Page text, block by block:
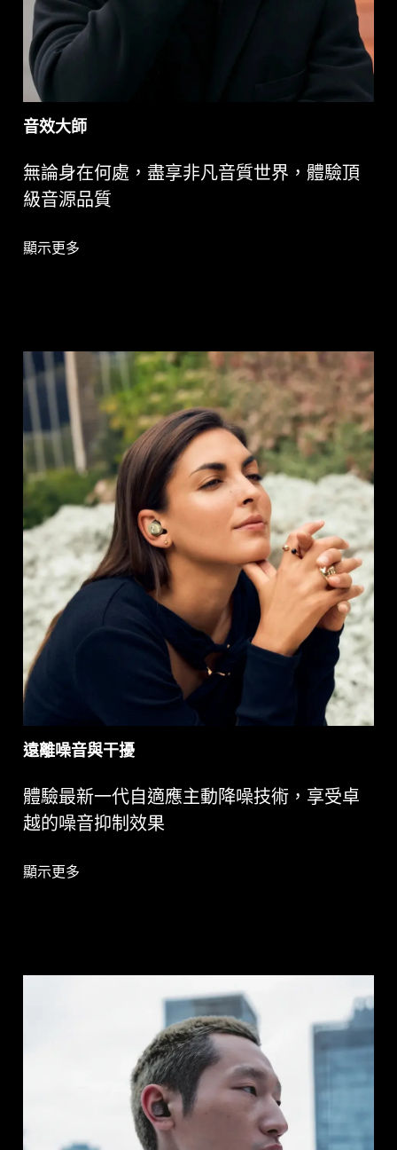
音效大師
無論身在何處，盡享非凡音質世界，體驗頂
級音源品質
顯示更多
遠離噪音與干擾
體驗最新一代自適應主動降噪技術，享受卓
越的噪音抑制效果
顯示更多